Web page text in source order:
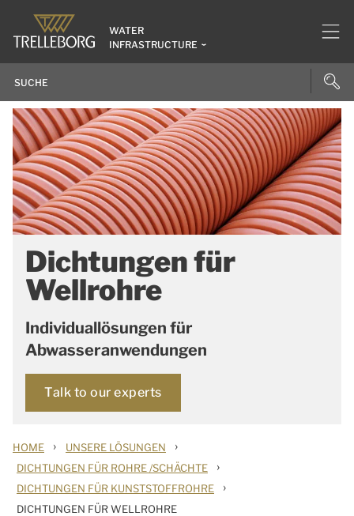
WATER
INFRASTRUCTURE
Dichtungen für
Wellrohre
Individuallösungen für
Abwasseranwendungen
Talk to our experts
HOME › UNSERE LÖSUNGEN ›
DICHTUNGEN FÜR ROHRE /SCHÄCHTE ›
DICHTUNGEN FÜR KUNSTSTOFFROHRE ›
DICHTUNGEN FÜR WELLROHRE